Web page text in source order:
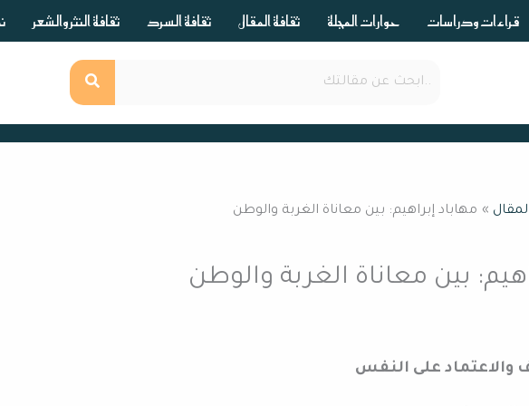
قراءات ودراسات حوارات المجلة ثقافة المقال ثقافة السرد ثقافة النثر والشعر
مهاباد إبراهيم: بين معاناة الغربة والوطن
بين معاناة الغربة والوطن
والاعتماد على النفس